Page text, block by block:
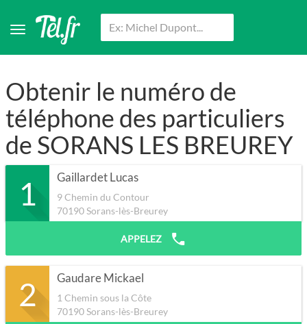
Obtenir le numéro de
téléphone des particuliers
de SORANS LES BREUREY
1 Gaillardet Lucas
9 Chemin du Contour
70190Sorans-lès-Breurey
APPELEZ
2 Gaudare Mickael
1 Chemin sous la Côte
70190Sorans-lès-Breurey